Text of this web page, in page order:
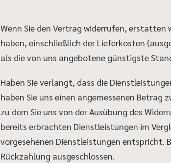
Wenn Sie den Vertrag widerrufen,
haben, einschließlich der Lieferkosten
als die von uns angebotene günstigste
Haben Sie verlangt, dass die
haben Sie uns einen angemessenen
zu dem Sie uns von der Ausübung des
bereits erbrachten Dienstleistungen im
vorgesehenen Dienstleistungen entspricht.
Rückzahlung ausgeschlossen.